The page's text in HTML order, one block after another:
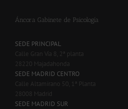
Áncora Gabinete de Psicología
SEDE PRINCIPAL
Calle Gran Vía 8, 2ª planta
28220 Majadahonda
SEDE MADRID CENTRO
Calle Altamirano 50, 1ª Planta
28008 Madrid
SEDE MADRID SUR